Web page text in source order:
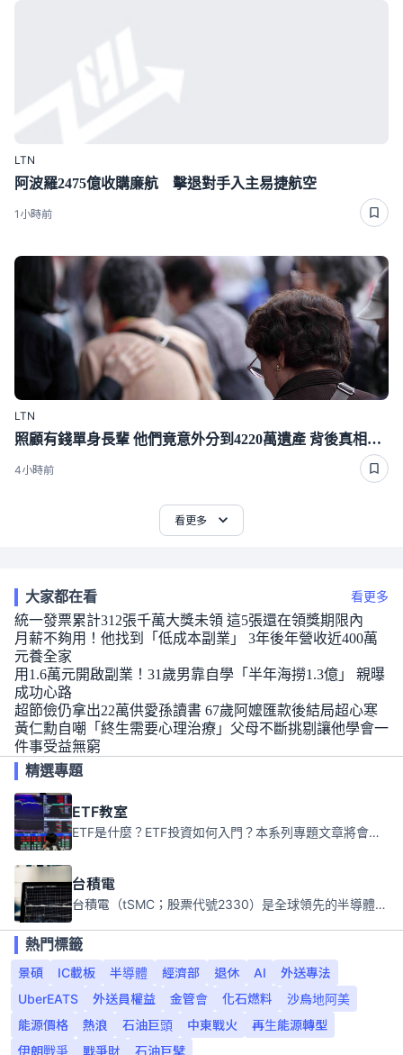
LTN
阿波羅2475億收購廉航 擊退對手入主易捷航空
1小時前
LTN
照顧有錢單身長輩 他們竟意外分到4220萬遺產 背後真相曝光了
4小時前
看更多
大家都在看 看更多
統一發票累計312張千萬大獎未領 這5張還在領獎期限內
月薪不夠用！他找到「低成本副業」 3年後年營收近400萬
元養全家
用1.6萬元開啟副業！31歲男靠自學「半年海撈1.3億」 親曝
成功心路
超節儉仍拿出22萬供愛孫讀書 67歲阿嬤匯款後結局超心寒
黃仁勳自嘲「終生需要心理治療」父母不斷挑剔讓他學會一
件事受益無窮
精選專題
ETF教室
ETF是什麼？ETF投資如何入門？本系列專題文章將會告訴你新手必須知道的ETF基礎知識。
台積電
台積電（tSMC；股票代號2330）是全球領先的半導體代工公司，成立於1987年，總部位於台灣新竹。且已於美國、日本、德國及中國設廠，台積電是全球首家專業積體電路製造服務公司，也是全球最先進和最大規模的半導體代工廠。
熱門標籤
景碩
IC載板 半導體 經濟部 退休 AI
外送專法
UberEATS
外送員權益 金管會 化石燃料
沙烏地阿美
能源價格
熱浪 石油巨頭 中東戰火
再生能源轉型
伊朗戰爭
戰爭財 石油巨擘